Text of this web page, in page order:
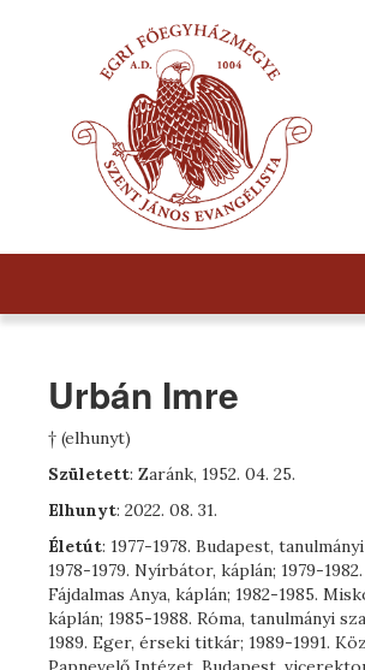
Urbán Imre
† (elhunyt)
Született: Zaránk, 1952. 04. 25.
Elhunyt: 2022. 08. 31.
Életút: 1977-1978. Budapest,
1978-1979. Nyírbátor, káplán; 1979-
Fájdalmas Anya, káplán; 1982-1985.
káplán; 1985-1988. Róma, tanulmányi
1989. Eger, érseki titkár; 1989-1991.